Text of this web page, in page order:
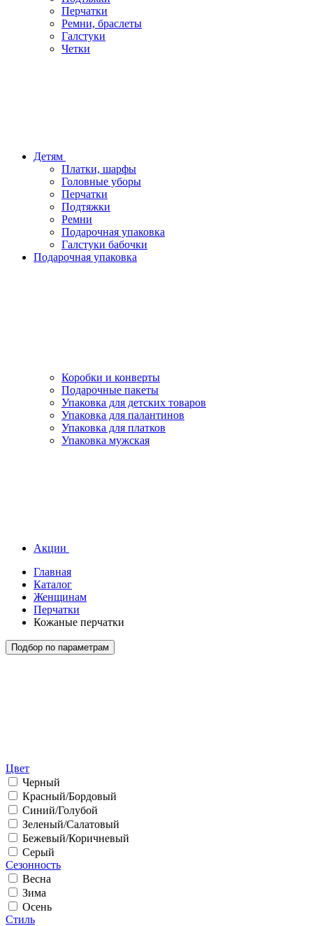
Перчатки
Ремни, браслеты
Галстуки
Четки
Детям
Платки, шарфы
Головные уборы
Перчатки
Подтяжки
Ремни
Подарочная упаковка
Галстуки бабочки
Подарочная упаковка
Коробки и конверты
Подарочные пакеты
Упаковка для детских товаров
Упаковка для палантинов
Упаковка для платков
Упаковка мужская
Акции
Главная
Каталог
Женщинам
Перчатки
Кожаные перчатки
Цвет
Черный
Красный/Бордовый
Синий/Голубой
Зеленый/Салатовый
Бежевый/Коричневый
Серый
Сезонность
Весна
Зима
Осень
Стиль